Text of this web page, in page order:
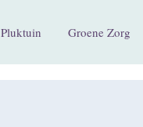
Pluktuin Groene Zorg